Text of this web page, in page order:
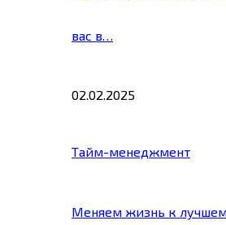
вас в…
02.02.2025
Тайм-менеджмент
Меняем жизнь к